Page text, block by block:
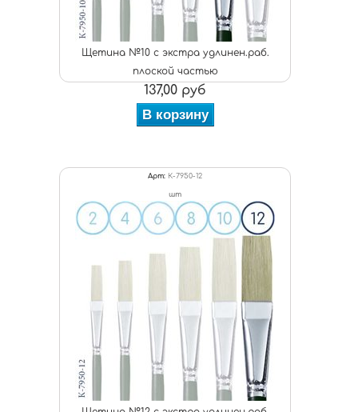
Щетина №10 с экстра удлинен.раб.
плоской частью
137,00 руб
В корзину
Арт: К-7950-12
шт